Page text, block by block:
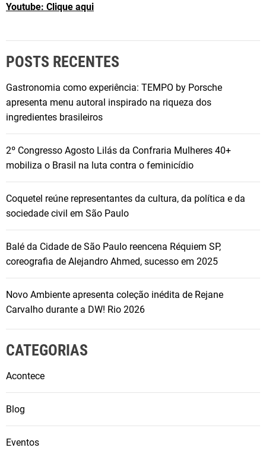
Youtube: Clique aqui
POSTS RECENTES
Gastronomia como experiência: TEMPO by Porsche
apresenta menu autoral inspirado na riqueza dos
ingredientes brasileiros
2º Congresso Agosto Lilás da Confraria Mulheres 40+
mobiliza o Brasil na luta contra o feminicídio
Coquetel reúne representantes da cultura, da política e da
sociedade civil em São Paulo
Balé da Cidade de São Paulo reencena Réquiem SP,
coreografia de Alejandro Ahmed, sucesso em 2025
Novo Ambiente apresenta coleção inédita de Rejane
Carvalho durante a DW! Rio 2026
CATEGORIAS
Acontece
Blog
Eventos